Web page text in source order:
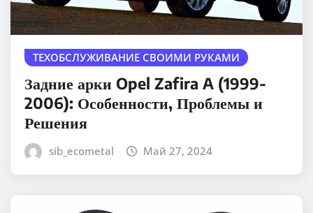
ТЕХОБСЛУЖИВАНИЕ СВОИМИ РУКАМИ
Задние арки Opel Zafira A (1999-
2006): Особенности, Проблемы и
Решения
sib_ecometal Май 27, 2024